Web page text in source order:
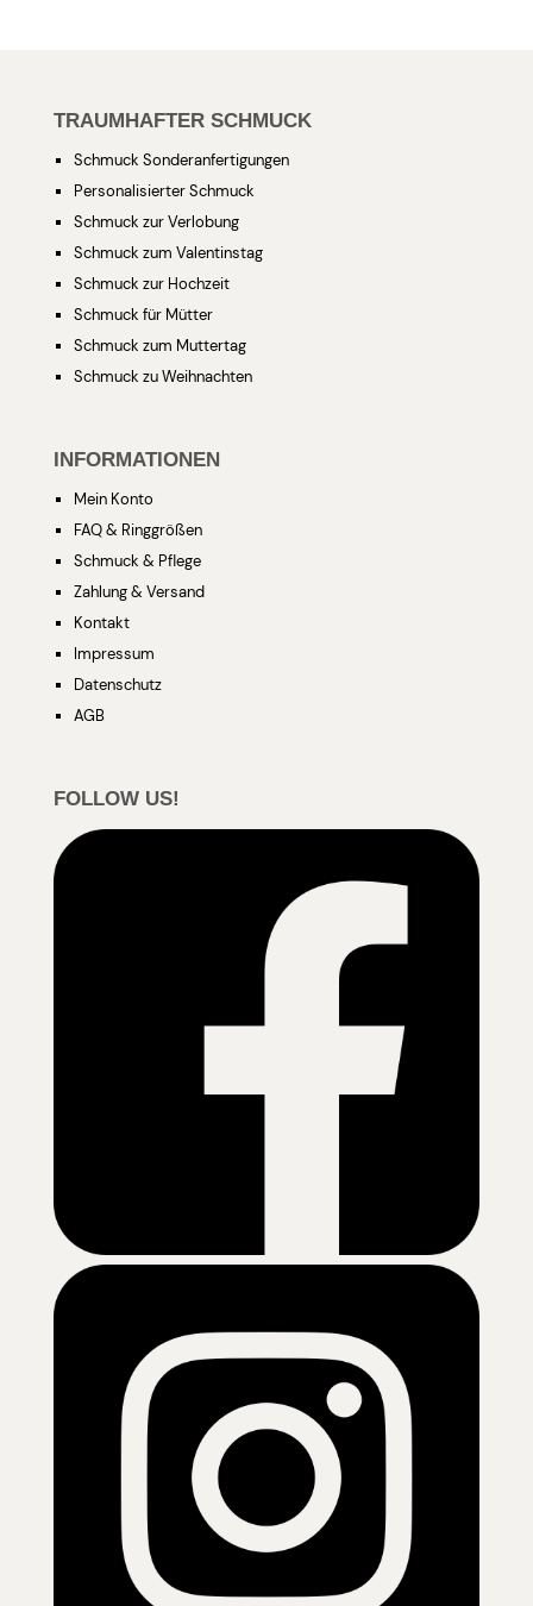
TRAUMHAFTER SCHMUCK
Schmuck Sonderanfertigungen
Personalisierter Schmuck
Schmuck zur Verlobung
Schmuck zum Valentinstag
Schmuck zur Hochzeit
Schmuck für Mütter
Schmuck zum Muttertag
Schmuck zu Weihnachten
INFORMATIONEN
Mein Konto
FAQ & Ringgrößen
Schmuck & Pflege
Zahlung & Versand
Kontakt
Impressum
Datenschutz
AGB
FOLLOW US!